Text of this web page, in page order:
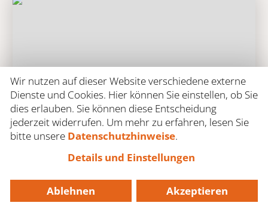
JETZT TERMIN
VEREINBAREN!
Wir nutzen auf dieser Website verschiedene externe
Dienste und Cookies. Hier können Sie einstellen, ob Sie
dies erlauben. Sie können diese Entscheidung
jederzeit widerrufen. Um mehr zu erfahren, lesen Sie
bitte unsere Datenschutzhinweise.
Details und Einstellungen
Ablehnen Akzeptieren